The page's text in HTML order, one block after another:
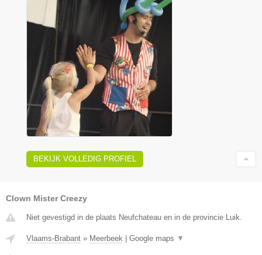
BEKIJK VOLLEDIG PROFIEL
Clown Mister Creezy
Niet gevestigd in de plaats Neufchateau en in de provincie Luik.
Vlaams-Brabant » Meerbeek Google maps ▼